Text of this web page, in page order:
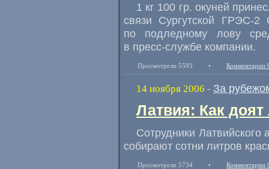
1 кг 100 гр. окуней
связи Сургутской ГРЭС-
по подледному лову
в пресс-службе компании.
Просмотрели 5593 • Комментарии
14 ноября 2006 - За
Латвия: Как доят
Сотрудники
собирают сотни литров
Просмотрели 5734 • Комментарии